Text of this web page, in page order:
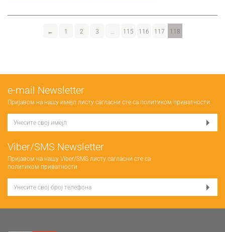
← 1 2 3 115 116 117 118
е-mail Newsletter
Пријавом на нашу имејл листу сагласни сте са политиком приватности
Viber/SMS Newsletter
Пријавом на нашу Viber/SMS листу сагласни сте са
политиком приватности